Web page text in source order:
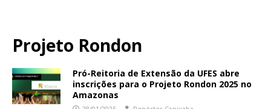
Projeto Rondon
Pró-Reitoria de Extensão da UFES abre
inscrições para o Projeto Rondon 2025 no
Amazonas